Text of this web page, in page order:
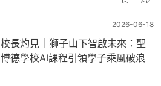
2026-06-18
校長灼見｜獅子山下智啟未來：聖
博德學校AI課程引領學子乘風破浪